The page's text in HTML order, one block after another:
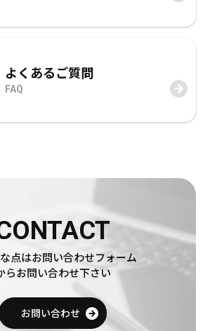
よくあるご質問
FAQ
点はお問い合わせフォーム
らお問い合わせ下さい
お問い合わせ